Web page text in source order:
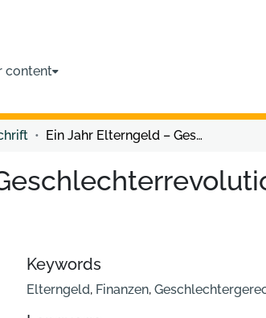
content
Ein Jahr Elterngeld – Geschlechterrevolution oder Leistung für Besserverdienende?
Keywords
Elterngeld, Finanzen,